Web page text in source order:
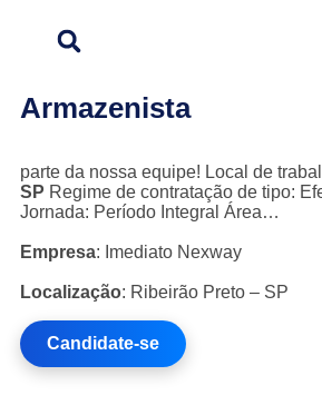
Armazenista
parte da nossa equipe! Local de
SP Regime de contratação de tipo:
Jornada: Período Integral Área…
Empresa: Imediato Nexway
Localização: Ribeirão Preto – SP
Candidate-se